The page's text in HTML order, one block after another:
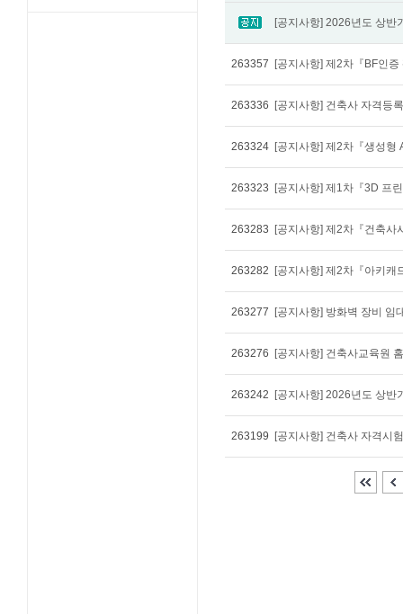
263357 [공지사항] 제2차『BF인
263336 [공지사항] 건축사 자격등
263324
263323
263283
263282
263277 [공지사항] 방화벽 장비 임
263276
263242
263199